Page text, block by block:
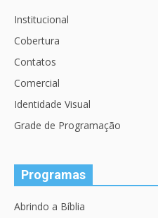
Institucional
Cobertura
Contatos
Comercial
Identidade Visual
Grade de Programação
Programas
Abrindo a Bíblia